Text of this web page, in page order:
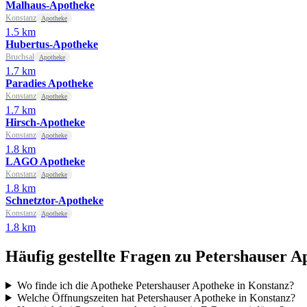
Malhaus-Apotheke
Konstanz Apotheke
1.5 km
Hubertus-Apotheke
Bruchsal Apotheke
1.7 km
Paradies Apotheke
Konstanz Apotheke
1.7 km
Hirsch-Apotheke
Konstanz Apotheke
1.8 km
LAGO Apotheke
Konstanz Apotheke
1.8 km
Schnetztor-Apotheke
Konstanz Apotheke
1.8 km
Häufig gestellte Fragen zu Petershauser
Wo finde ich die Apotheke Petershauser Apotheke in Konstanz?
Welche Öffnungszeiten hat Petershauser Apotheke in Konstanz?